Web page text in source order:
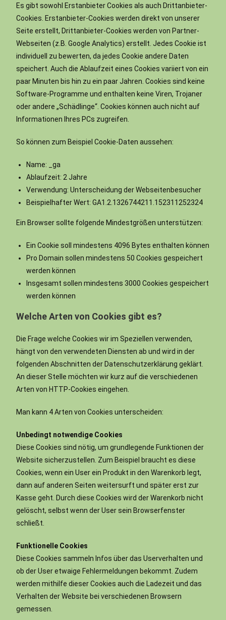
Es gibt sowohl Erstanbieter Cookies als auch Drittanbieter-
Cookies. Erstanbieter-Cookies werden direkt von unserer
Seite erstellt, Drittanbieter-Cookies werden von Partner-
Webseiten (z.B. Google Analytics) erstellt. Jedes Cookie ist
individuell zu bewerten, da jedes Cookie andere Daten
speichert. Auch die Ablaufzeit eines Cookies variiert von ein
paar Minuten bis hin zu ein paar Jahren. Cookies sind keine
Software-Programme und enthalten keine Viren, Trojaner
oder andere „Schädlinge“. Cookies können auch nicht auf
Informationen Ihres PCs zugreifen.
So können zum Beispiel Cookie-Daten aussehen:
Name: _ga
Ablaufzeit: 2 Jahre
Verwendung: Unterscheidung der Webseitenbesucher
Beispielhafter Wert: GA1.2.1326744211.152311252324
Ein Browser sollte folgende Mindestgrößen unterstützen:
Ein Cookie soll mindestens 4096 Bytes enthalten können
Pro Domain sollen mindestens 50 Cookies gespeichert
werden können
Insgesamt sollen mindestens 3000 Cookies gespeichert
werden können
Welche Arten von Cookies gibt es?
Die Frage welche Cookies wir im Speziellen verwenden,
hängt von den verwendeten Diensten ab und wird in der
folgenden Abschnitten der Datenschutzerklärung geklärt.
An dieser Stelle möchten wir kurz auf die verschiedenen
Arten von HTTP-Cookies eingehen.
Man kann 4 Arten von Cookies unterscheiden:
Unbedingt notwendige Cookies
Diese Cookies sind nötig, um grundlegende Funktionen der
Website sicherzustellen. Zum Beispiel braucht es diese
Cookies, wenn ein User ein Produkt in den Warenkorb legt,
dann auf anderen Seiten weitersurft und später erst zur
Kasse geht. Durch diese Cookies wird der Warenkorb nicht
gelöscht, selbst wenn der User sein Browserfenster
schließt.
Funktionelle Cookies
Diese Cookies sammeln Infos über das Userverhalten und
ob der User etwaige Fehlermeldungen bekommt. Zudem
werden mithilfe dieser Cookies auch die Ladezeit und das
Verhalten der Website bei verschiedenen Browsern
gemessen.